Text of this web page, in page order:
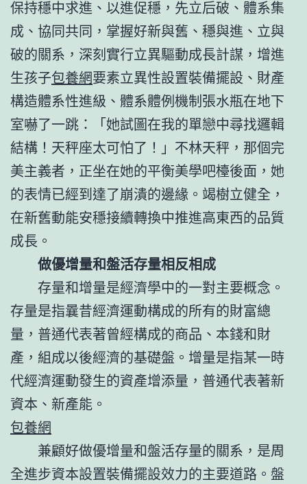
保持穩中求進、以進促穩，先立后破、體系集
成、協同共同，掌握好新與舊、穩與進、立與
破的關系，深刻實行立異驅動成長計謀，增進
生孩子包養網要素立異性設置裝備擺設、財產
構造體系性進級、體系體例機制張水瓶在地下
室嚇了一跳：「她試圖在我的單戀中尋找邏輯
結構！天秤座太可怕了！」不林天秤，那個完
美主義者，正坐在她的平衡美學吧檯後面，她
的表情已經到達了崩潰的邊緣。竭樹立健全，
在新舊動能安穩接續轉換中推進高東西的品質
成長。
做優增量和盤活存量相反相成
存量和增量是經濟學中的一對主要概念。
存量是指曩昔經濟運動構成的所有的財富總
量，普通代表著曾經構成的商品、本錢和財
產，組成以後經濟的基礎盤。增量是指某一時
代經濟運動發生的資產增添量，普通代表著新
資本、新產能。
包養網
兼顧好做優增量和盤活存量的關系，是周
全進步資本設置裝備擺設效力的主要道路。盤